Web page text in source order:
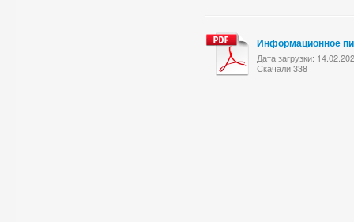
Информационное
Дата загрузки:
Скачали 338